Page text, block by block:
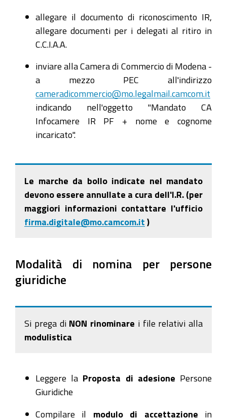
allegare il documento di riconoscimento IR,
allegare documenti per i delegati al ritiro in
C.C.I.A.A.
inviare alla Camera di Commercio di Modena -
a mezzo PEC all'indirizzo
cameradicommercio@mo.legalmail.camcom.it
indicando nell'oggetto "Mandato CA
Infocamere IR PF + nome e cognome
incaricato".
Le marche da bollo indicate nel mandato
devono essere annullate a cura dell'I.R. (per
maggiori informazioni contattare l'ufficio
firma.digitale@mo.camcom.it )
Modalità di nomina per persone
giuridiche
Si prega di NON rinominare i file relativi alla
modulistica
Leggere la Proposta di adesione Persone
Giuridiche
Compilare il modulo di accettazione in